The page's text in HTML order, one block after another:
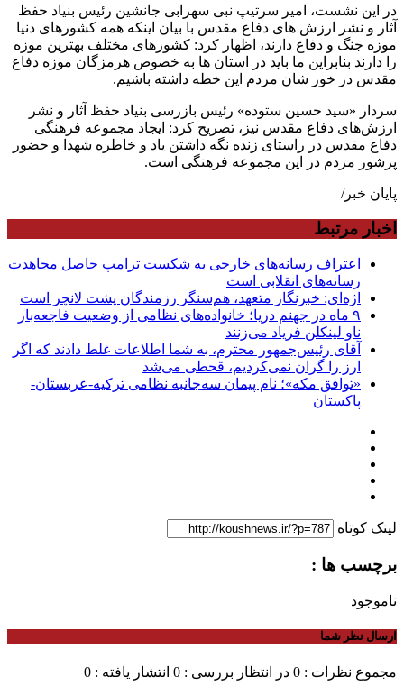
در این نشست، امیر سرتیپ نبی سهرابی جانشین رئیس بنیاد حفظ
آثار و نشر ارزش های دفاع مقدس با بیان اینکه همه کشورهای دنیا
موزه جنگ و دفاع دارند، اظهار کرد: کشورهای مختلف بهترین موزه
را دارند بنابراین ما باید در استان ها به خصوص هرمزگان موزه دفاع
مقدس در خور شان مردم این خطه داشته باشیم.
سردار «سید حسین ستوده» رئیس بازرسی بنیاد حفظ آثار و نشر
ارزش‌های دفاع مقدس نیز، تصریح کرد: ایجاد مجموعه فرهنگی
دفاع مقدس در راستای زنده نگه داشتن یاد و خاطره شهدا و حضور
پرشور مردم در این مجموعه فرهنگی است.
پایان خبر/
اخبار مرتبط
اعتراف رسانه‌های خارجی به شکست ترامپ حاصل مجاهدت
رسانه‌های انقلابی است
اژه‌ای: خبرنگار متعهد، هم‌سنگر رزمندگان پشت لانچر است
۹ ماه در جهنم دریا؛ خانواده‌های نظامی از وضعیت فاجعه‌بار
ناو لینکلن فریاد می‌زنند
آقای رئیس‌جمهور محترم، به شما اطلاعات غلط دادند که اگر
ارز را گران نمی‌کردیم، قحطی می‌شد
«توافق مکه»؛ نام پیمان سه‌جانبه نظامی ترکیه-عربستان-
پاکستان
لینک کوتاه
برچسب ها :
ناموجود
ارسال نظر شما
مجموع نظرات : 0 در انتظار بررسی : 0 انتشار یافته : 0